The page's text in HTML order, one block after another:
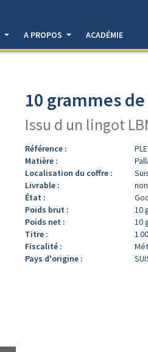
A PROPOS ACADÉMIE
10 grammes
Issu d un lingot
Référence :
Matière :
Localisation du coffre :
Livrable :
non
État :
Poids brut :
10
Poids net :
10
Titre :
1
Fiscalité :
Pays d'origine :